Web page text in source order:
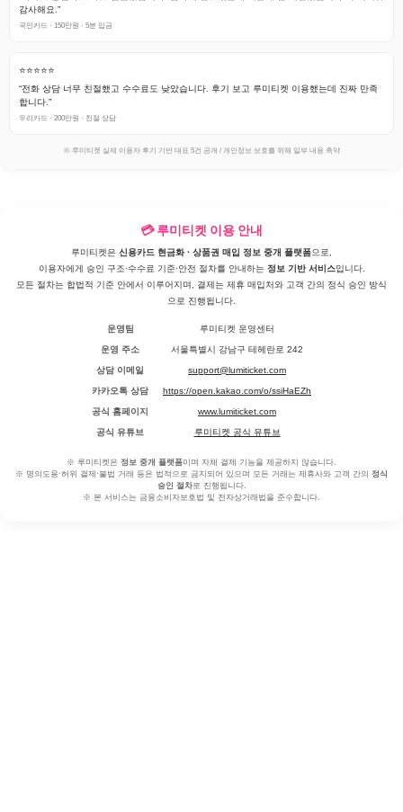
감사해요.”
국민카드 · 150만원 · 5분 입금
⭐⭐⭐⭐⭐
“전화 상담 너무 친절했고 수수료도 낮았습니다. 후기 보고 루미티켓 이용했는데 진짜 만족
합니다.”
우리카드 · 200만원 · 친절 상담
※ 루미티켓 실제 이용자 후기 기반 대표 5건 공개 / 개인정보 보호를 위해 일부 내용 축약
💳 루미티켓 이용 안내
루미티켓은 신용카드 현금화 · 상품권 매입 정보 중개 플랫폼으로,
이용자에게 승인 구조·수수료 기준·안전 절차를 안내하는 정보 기반 서비스입니다.
모든 절차는 합법적 기준 안에서 이루어지며, 결제는 제휴 매입처와 고객 간의 정식 승인 방식
으로 진행됩니다.
운영팀 루미티켓 운영센터
운영 주소 서울특별시 강남구 테헤란로 242
상담 이메일 support@lumiticket.com
카카오톡 상담 https://open.kakao.com/o/ssiHaEZh
공식 홈페이지 www.lumiticket.com
공식 유튜브 루미티켓 공식 유튜브
※ 루미티켓은 정보 중개 플랫폼이며 자체 결제 기능을 제공하지 않습니다.
※ 명의도용·허위 결제·불법 거래 등은 법적으로 금지되어 있으며 모든 거래는 제휴사와 고객 간의 정식
승인 절차로 진행됩니다.
※ 본 서비스는 금융소비자보호법 및 전자상거래법을 준수합니다.